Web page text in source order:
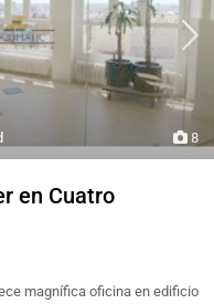
8
en Cuatro
magnífica oficina en edificio